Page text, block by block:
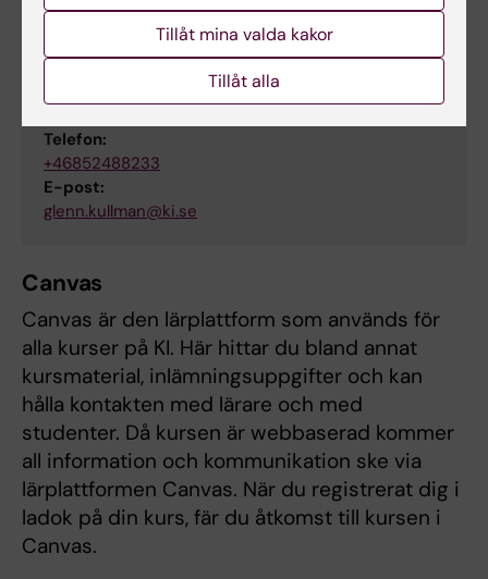
Glenn Kullman
Utbildningsadministratör
Telefon:
+46852488233
E-post:
glenn.kullman@ki.se
Canvas
Canvas är den lärplattform som används för
alla kurser på KI. Här hittar du bland annat
kursmaterial, inlämningsuppgifter och kan
hålla kontakten med lärare och med
studenter. Då kursen är webbaserad kommer
all information och kommunikation ske via
lärplattformen Canvas. När du registrerat dig i
ladok på din kurs, fär du åtkomst till kursen i
Canvas.
Tillåt mina valda kakor
Tillåt alla